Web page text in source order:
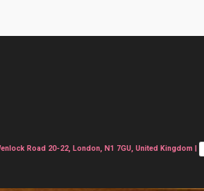
Road 20-22, London, N1 7GU, United Kingdom |